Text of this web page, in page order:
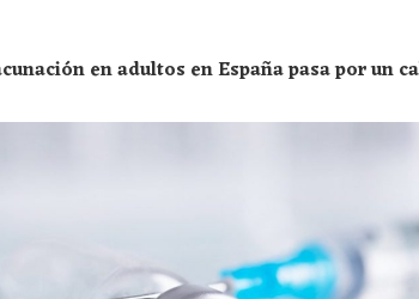
en adultos en España pasa por un